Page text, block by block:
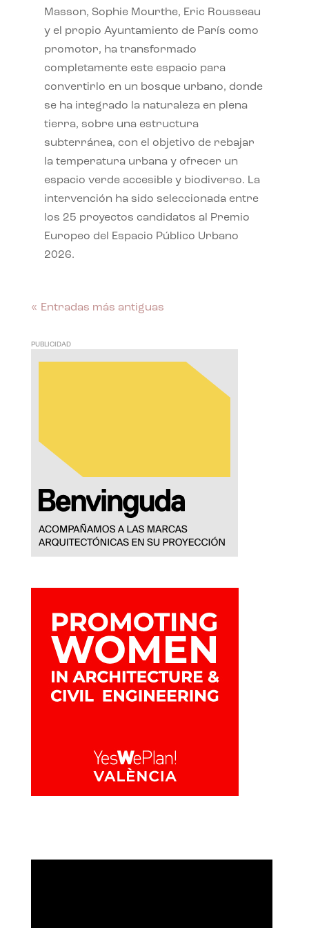
Masson, Sophie Mourthe, Eric Rousseau
y el propio Ayuntamiento de París como
promotor, ha transformado
completamente este espacio para
convertirlo en un bosque urbano, donde
se ha integrado la naturaleza en plena
tierra, sobre una estructura
subterránea, con el objetivo de rebajar
la temperatura urbana y ofrecer un
espacio verde accesible y biodiverso. La
intervención ha sido seleccionada entre
los 25 proyectos candidatos al Premio
Europeo del Espacio Público Urbano
2026.
« Entradas más antiguas
PUBLICIDAD